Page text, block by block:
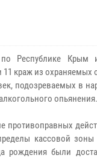
по Республике Крым
11 краж из охраняемых
подозреваемых в
опьянения.
противоправных
кассовой
рождения были